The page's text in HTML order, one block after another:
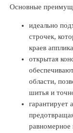
Основные
идеально
строчек,
краев
открытая
области,
шитья и
гарантирует
равномерное